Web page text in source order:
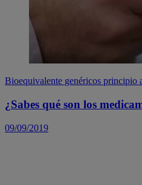
Bioequivalente genéricos principio
¿Sabes qué son los
09/09/2019